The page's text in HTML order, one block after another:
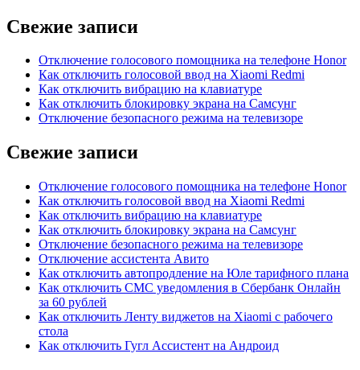
Свежие записи
Отключение голосового помощника на телефоне Honor
Как отключить голосовой ввод на Xiaomi Redmi
Как отключить вибрацию на клавиатуре
Как отключить блокировку экрана на Самсунг
Отключение безопасного режима на телевизоре
Свежие записи
Отключение голосового помощника на телефоне Honor
Как отключить голосовой ввод на Xiaomi Redmi
Как отключить вибрацию на клавиатуре
Как отключить блокировку экрана на Самсунг
Отключение безопасного режима на телевизоре
Отключение ассистента Авито
Как отключить автопродление на Юле тарифного плана
Как отключить СМС уведомления в Сбербанк Онлайн
за 60 рублей
Как отключить Ленту виджетов на Xiaomi с рабочего
стола
Как отключить Гугл Ассистент на Андроид